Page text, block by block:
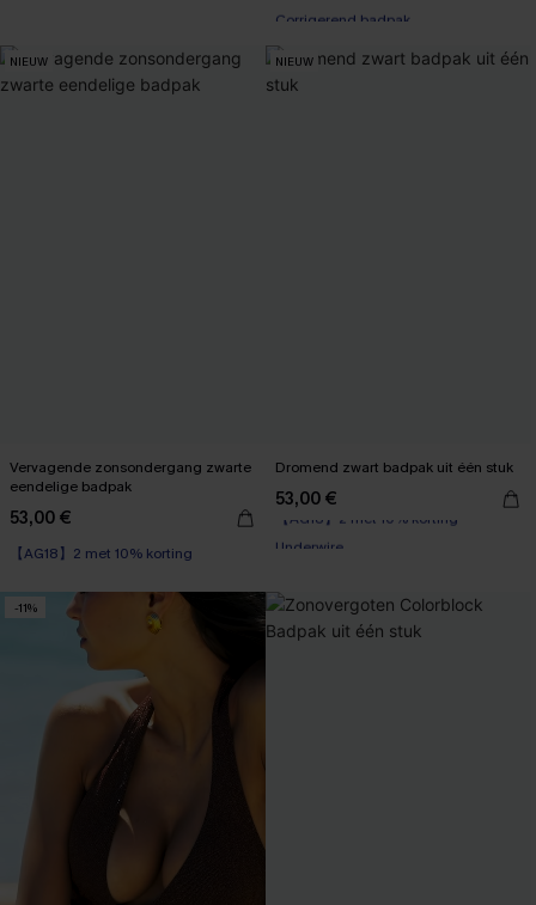
NIEUW
Vervagende zonsondergang zwarte
eendelige badpak
53,00 €
【AG18】2 met 10% korting
NIEUW
Dromend zwart badpak uit één stuk
53,00 €
【AG18】2 met 10% korting
-11%